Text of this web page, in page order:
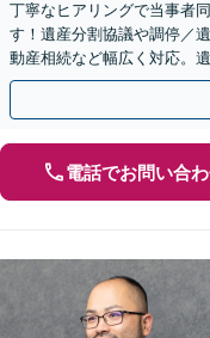
丁寧なヒアリングで当事者
す！遺産分割協議や調停／
動産相続など幅広く対応。
ださい。【初回面談無料】
電話でお問い合